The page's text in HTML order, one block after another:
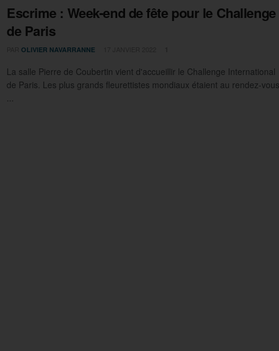
Escrime : Week-end de fête pour le Challenge
de Paris
OLIVIER NAVARRANNE
La salle Pierre de Coubertin vient d'accueillir le Challenge International
de Paris. Les plus grands fleurettistes mondiaux étaient au rendez-
...